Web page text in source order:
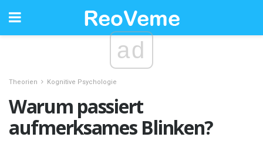
ad
Theorien Kognitive Psychologie
Warum passiert
aufmerksames Blinken?